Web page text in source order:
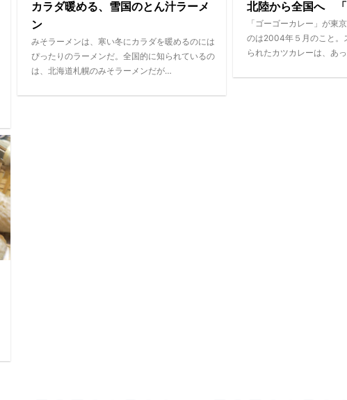
カラダ暖める、雪国のとん汁ラーメ
ン
みそラーメンは、寒い冬にカラダを暖めるのには
ぴったりのラーメンだ。全国的に知られているの
は、北海道札幌のみそラーメンだが…
北陸から全国へ 「
「ゴーゴーカレー」が東
のは2004年５月のこと。
られたカツカレーは、あ